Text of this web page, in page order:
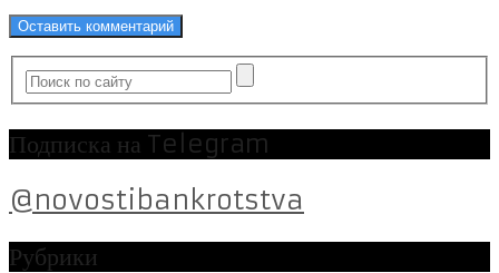
Подписка на Telegram
@novostibankrotstva
Рубрики